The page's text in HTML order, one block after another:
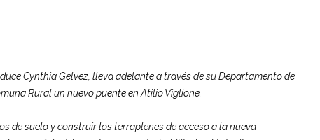
Cynthia Gelvez, lleva adelante a través de su Departamento de
Rural un nuevo puente en Atilio Viglione.
de suelo y construir los terraplenes de acceso a la nueva